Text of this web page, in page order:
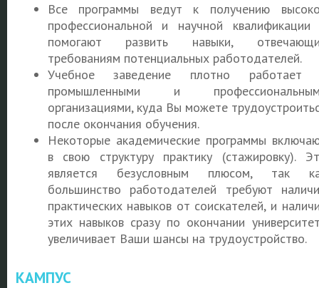
Все программы ведут к получению
профессиональной и научной квалификации
помогают развить навыки,
требованиям потенциальных работодателей.
Учебное заведение плотно работает
промышленными и
организациями, куда Вы можете
после окончания обучения.
Некоторые академические программы
в свою структуру практику (стажировку).
является безусловным плюсом, так
большинство работодателей требуют
практических навыков от соискателей, и
этих навыков сразу по окончании
увеличивает Ваши шансы на трудоустройство.
КАМПУС